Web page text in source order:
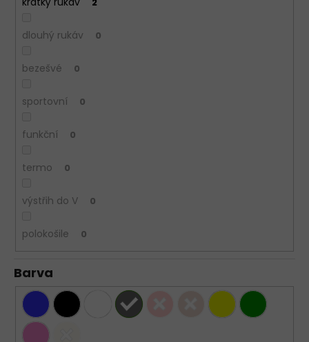
dlouhý rukáv 0
bezešvé 0
sportovní 0
funkční 0
termo 0
výstřih do V 0
polokošile 0
Barva